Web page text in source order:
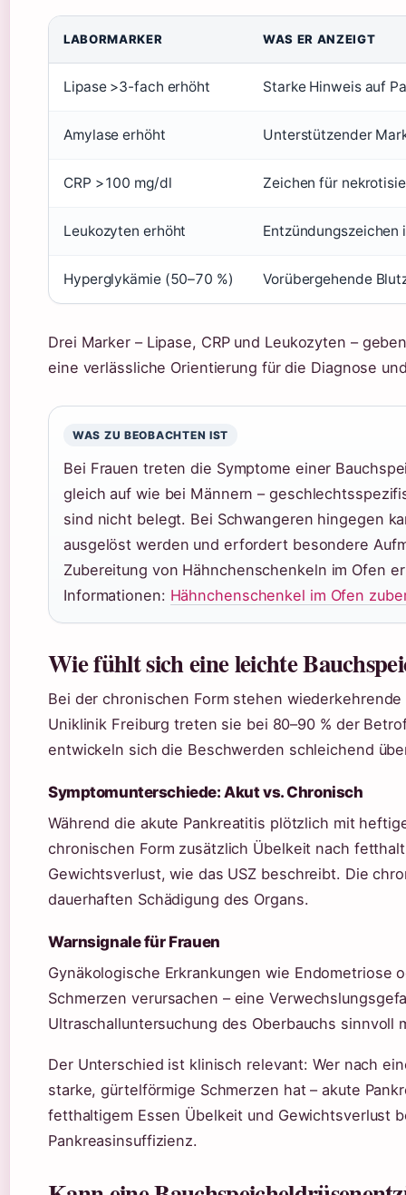
LABORMARKER WAS ER ANZEIGT
Lipase >3-fach erhöht Starke Hinweis auf
Amylase erhöht Unterstützender
CRP >100 mg/dl Zeichen für
Leukozyten erhöht Entzündungszeichen
Hyperglykämie (50–70 %) Vorübergehende
Drei Marker – Lipase, CRP und Leukozyten –
eine verlässliche Orientierung für die Diagnose
WAS ZU BEOBACHTEN IST
Bei Frauen treten die Symptome einer
gleich auf wie bei Männern –
sind nicht belegt. Bei Schwangeren hingegen
ausgelöst werden und erfordert besondere
Zubereitung von Hähnchenschenkeln im Ofen
Informationen: Hähnchenschenkel im Ofen
Wie fühlt sich eine leichte
Bei der chronischen Form stehen
Uniklinik Freiburg treten sie bei 80–90 % der
entwickeln sich die Beschwerden schleichend
Symptomunterschiede: Akut vs. Chronisch
Während die akute Pankreatitis plötzlich mit
chronischen Form zusätzlich Übelkeit nach
Gewichtsverlust, wie das USZ beschreibt. Die
dauerhaften Schädigung des Organs.
Warnsignale für Frauen
Gynäkologische Erkrankungen wie Endometriose
Schmerzen verursachen – eine
Ultraschalluntersuchung des Oberbauchs sinnvoll
Der Unterschied ist klinisch relevant: Wer nach
starke, gürtelförmige Schmerzen hat – akute
fetthaltigem Essen Übelkeit und Gewichtsverlust
Pankreasinsuffizienz.